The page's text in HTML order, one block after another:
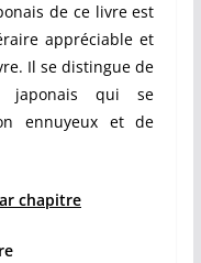
de ce livre est
appréciable et
Il se distingue de
japonais qui se
ennuyeux et de
chapitre